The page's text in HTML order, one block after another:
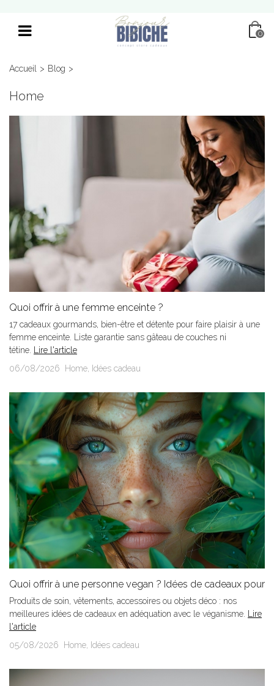
0
Accueil > Blog >
Home
Quoi offrir à une femme enceinte ?
17 cadeaux gourmands, bien-être et détente pour faire plaisir à une
femme enceinte. Liste garantie sans gâteau de couches ni
tétine.
Lire l'article
06/08/2026
Home Idées cadeau
Quoi offrir à une personne vegan ? Idées de cadeaux pour
tous les...
Produits de soin, vêtements, accessoires ou objets déco : nos
meilleures idées de cadeaux en adéquation avec le véganisme. Lire
l'article
05/08/2026
Home Idées cadeau